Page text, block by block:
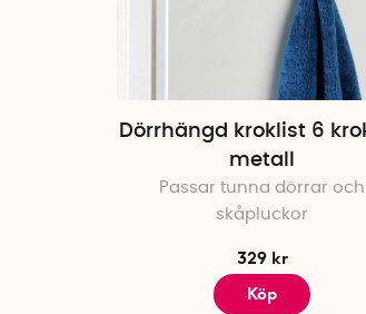
Dörrhängd kroklist 6
metall
Passar tunna dörrar och
skåpluckor
329 kr
Köp